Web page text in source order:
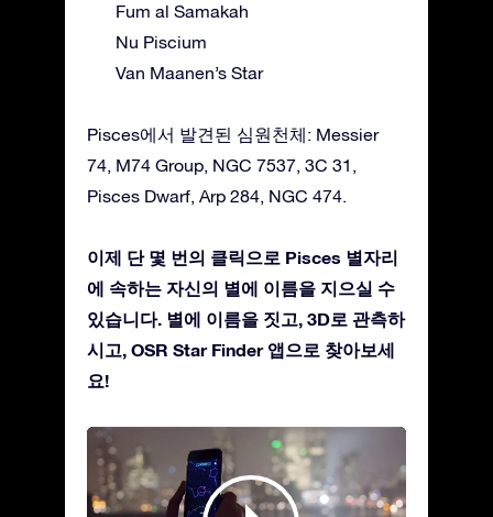
Fum al Samakah
Nu Piscium
Van Maanen’s Star
Pisces에서 발견된 심원천체: Messier
74, M74 Group, NGC 7537, 3C 31,
Pisces Dwarf, Arp 284, NGC 474.
이제 단 몇 번의 클릭으로 Pisces 별자리
에 속하는 자신의 별에 이름을 지으실 수
있습니다. 별에 이름을 짓고, 3D로 관측하
시고, OSR Star Finder 앱으로 찾아보세
요!